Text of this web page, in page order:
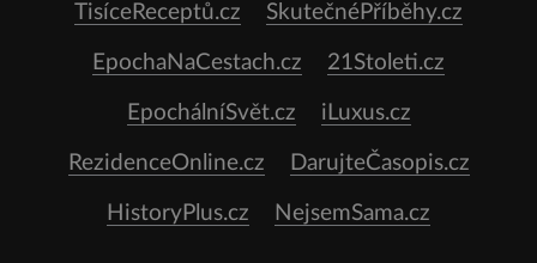
TisíceReceptů.cz SkutečnéPříběhy.cz
EpochaNaCestach.cz 21Stoleti.cz
EpochálníSvět.cz iLuxus.cz
RezidenceOnline.cz DarujteČasopis.cz
HistoryPlus.cz NejsemSama.cz